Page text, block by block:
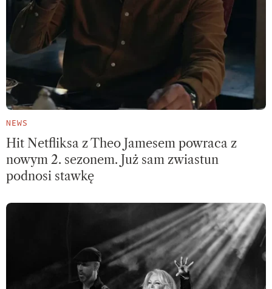
NEWS
Hit Netfliksa z Theo Jamesem powraca z
nowym 2. sezonem. Już sam zwiastun
podnosi stawkę